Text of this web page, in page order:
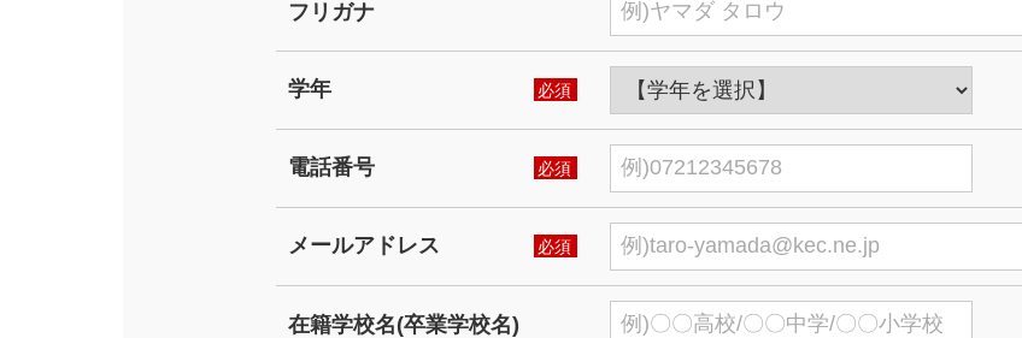
フリガナ
学年 必須
電話番号 必須
メールアドレス 必須
在籍学校名(卒業学校名)